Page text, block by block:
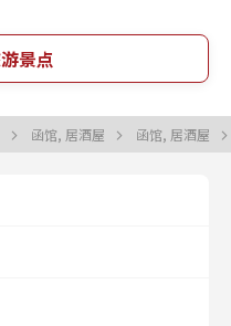
景点
函馆, 居酒屋 函馆, 居酒屋